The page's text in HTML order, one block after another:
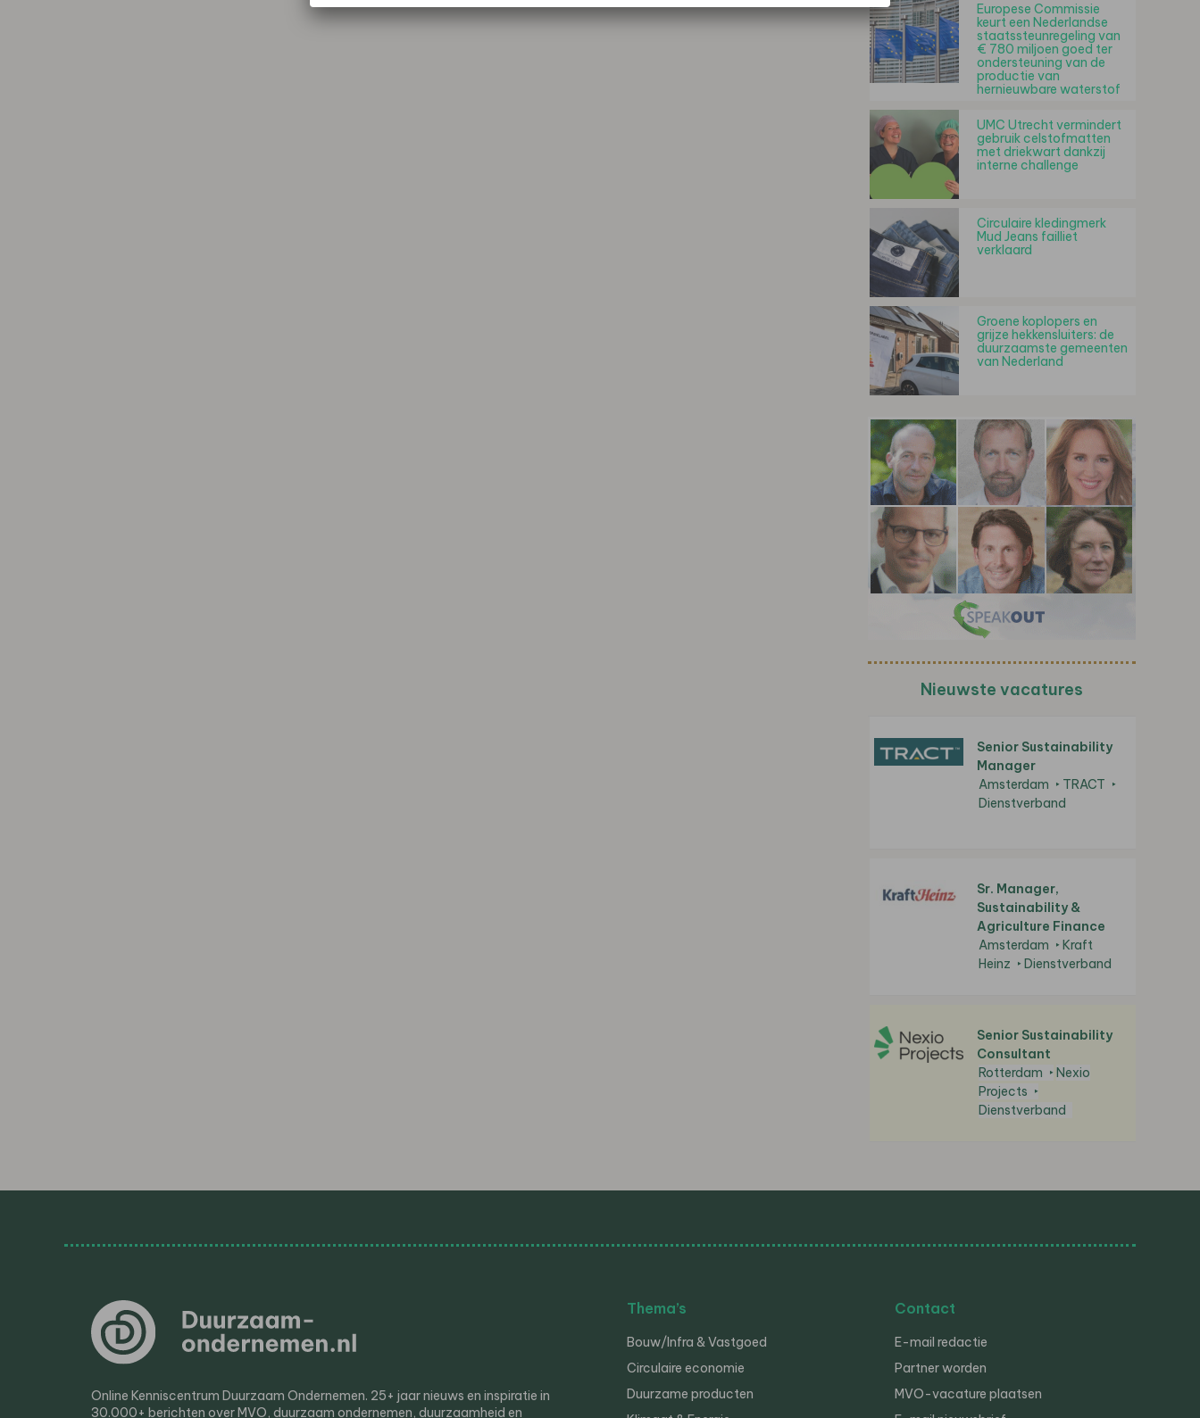
Europese Commissie
keurt een Nederlandse
staatssteunregeling van
€ 780 miljoen goed ter
ondersteuning van de
productie van
hernieuwbare waterstof
UMC Utrecht vermindert
gebruik celstofmatten
met driekwart dankzij
interne challenge
Circulaire kledingmerk
Mud Jeans failliet
verklaard
Groene koplopers en
grijze hekkensluiters: de
duurzaamste gemeenten
van Nederland
Nieuwste vacatures
Senior Sustainability
Manager
Amsterdam
TRACT
Dienstverband
Sr. Manager,
Sustainability &
Agriculture Finance
Amsterdam
Kraft
Heinz
Dienstverband
Senior Sustainability
Consultant
Rotterdam
Nexio
Projects
Dienstverband
Online Kenniscentrum Duurzaam Ondernemen. 25+ jaar nieuws en inspiratie in
30.000+ berichten over MVO, duurzaam ondernemen, duurzaamheid en
Thema’s
Bouw/Infra & Vastgoed
Circulaire economie
Duurzame producten
Contact
E-mail redactie
Partner worden
MVO-vacature plaatsen